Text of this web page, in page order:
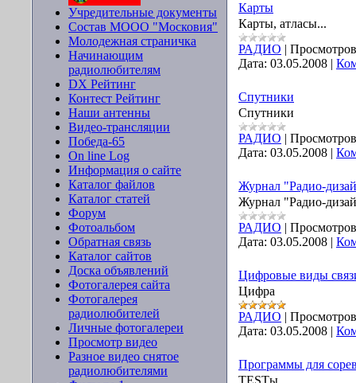
Учредительные документы
Состав МООО "Московия"
Молодежная страничка
Начинающим
радиолюбителям
DX Рейтинг
Контест Рейтинг
Наши антенны
Видео-трансляции
Победа-65
On line Log
Информация о сайте
Каталог файлов
Каталог статей
Форум
Фотоальбом
Обратная связь
Каталог сайтов
Доска объявлений
Фотогалерея сайта
Фотогалерея
радиолюбителей
Личные фотогалереи
Просмотр видео
Разное видео снятое
радиолюбителями
Карты
Карты, атласы...
РАДИО |
Дата: 03.05.2008 |
Спутники
Спутники
РАДИО |
Дата: 03.05.2008 |
Журнал "Радио-
Журнал "Радио-
РАДИО |
Дата: 03.05.2008 |
Цифровые виды
Цифра
РАДИО |
Дата: 03.05.2008 |
Программы для
TESTы